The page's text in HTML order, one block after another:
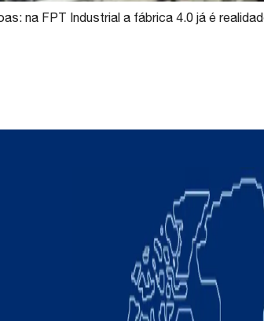
na FPT Industrial a fábrica 4.0 já é